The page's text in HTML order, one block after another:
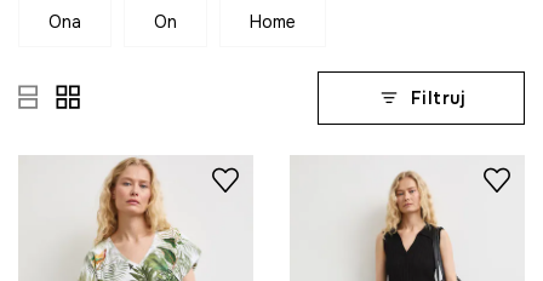
ona on home
Filtruj